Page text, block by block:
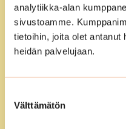
analytiikka-alan
sivustoamme.
tietoihin, joita olet antanut
heidän palvelujaan.
valinta
Välttämätön
käyttövalmiit.